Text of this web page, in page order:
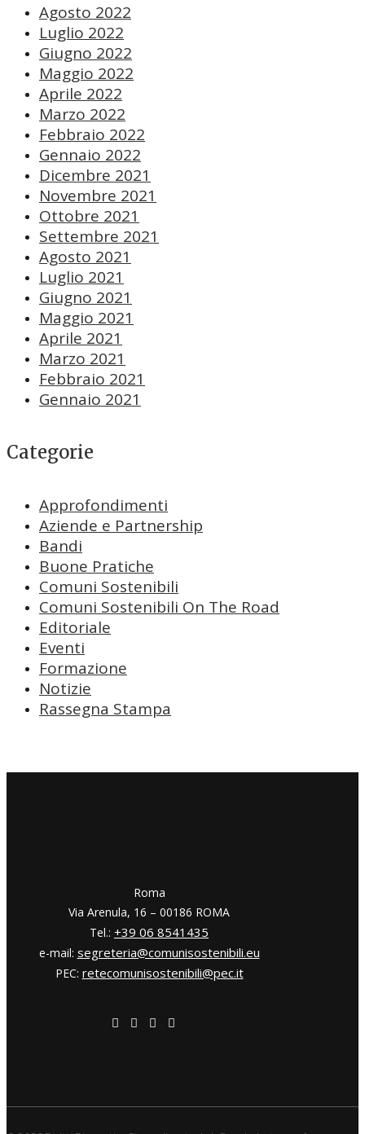
Agosto 2022
Luglio 2022
Giugno 2022
Maggio 2022
Aprile 2022
Marzo 2022
Febbraio 2022
Gennaio 2022
Dicembre 2021
Novembre 2021
Ottobre 2021
Settembre 2021
Agosto 2021
Luglio 2021
Giugno 2021
Maggio 2021
Aprile 2021
Marzo 2021
Febbraio 2021
Gennaio 2021
Categorie
Approfondimenti
Aziende e Partnership
Bandi
Buone Pratiche
Comuni Sostenibili
Comuni Sostenibili On The Road
Editoriale
Eventi
Formazione
Notizie
Rassegna Stampa
​​Roma
Via Arenula, 16 – 00186 ROMA
Tel.: +39 06 8541435
e-mail: segreteria@comunisostenibili.eu
PEC: retecomunisostenibili@pec.it